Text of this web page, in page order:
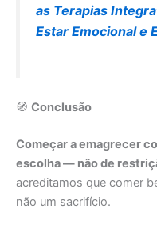
as Terapias
Estar Emocional e
🧭 Conclusão
Começar a emagrecer
escolha — não de
acreditamos que comer
não um sacrifício.